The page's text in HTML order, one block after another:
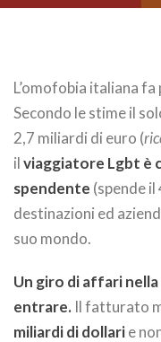
L’omofobia italiana
Secondo le stime il
2,7 miliardi di euro (
ilviaggiatore Lgbt è
spendente (spende il
destinazioni ed
suo mondo.
Un giro di affari
entrare. Il fatturato
miliardi di dollarie